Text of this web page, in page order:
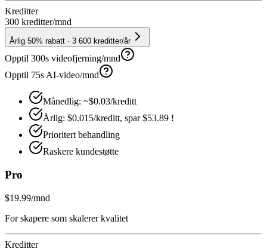
Kreditter
300 kreditter/mnd
Årlig 50% rabatt · 3 600 kreditter/år
Opptil 300s videofjerning/mnd
Opptil 75s AI-video/mnd
Månedlig: ~$0.03/kreditt
Årlig: $0.015/kreditt, spar $53.89 !
Prioritert behandling
Raskere kundestøtte
Pro
$19.99/mnd
For skapere som skalerer kvalitet
Kreditter